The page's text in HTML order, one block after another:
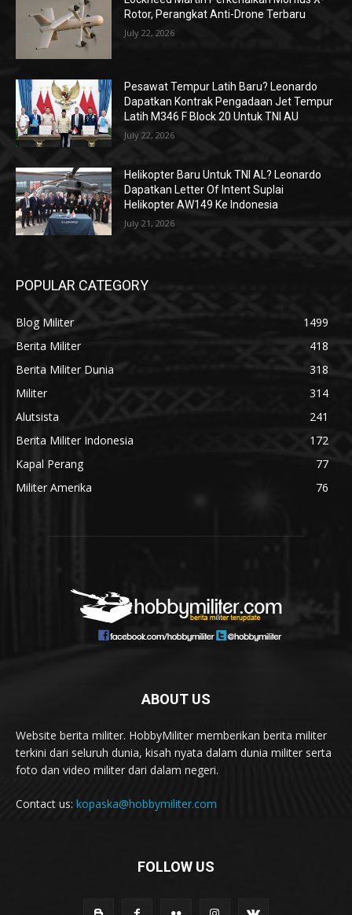
Rotor, Perangkat Anti-Drone Terbaru
July 22, 2026
Pesawat Tempur Latih Baru? Leonardo
Dapatkan Kontrak Pengadaan Jet Tempur
Latih M346 F Block 20 Untuk TNI AU
July 22, 2026
Helikopter Baru Untuk TNI AL? Leonardo
Dapatkan Letter Of Intent Suplai
Helikopter AW149 Ke Indonesia
July 21, 2026
POPULAR CATEGORY
Blog Militer
1499
Berita Militer
418
Berita Militer Dunia
318
Militer
314
Alutsista
241
Berita Militer Indonesia
172
Kapal Perang
77
Militer Amerika
76
ABOUT US
Website berita militer. HobbyMiliter memberikan berita militer
terkini dari seluruh dunia, kisah nyata dalam dunia militer serta
foto dan video militer dari dalam negeri.
Contact us: kopaska@hobbymiliter.com
FOLLOW US